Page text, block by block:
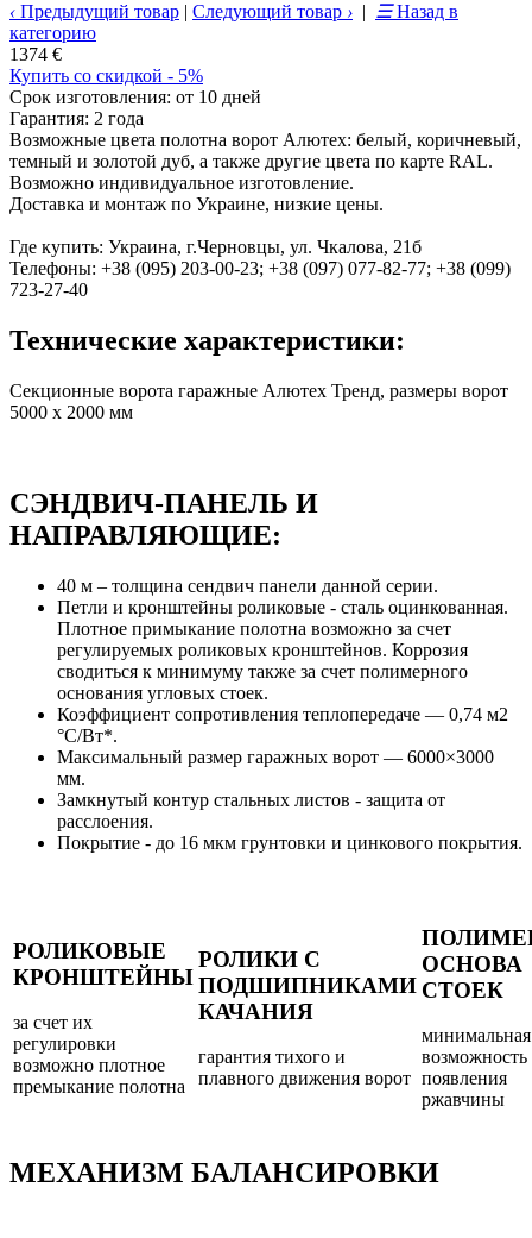
‹ Предыдущий товар | Следующий товар › | ☰Назад в
категорию
1374 €
Купить со скидкой - 5%
Срок изготовления: от 10 дней
Гарантия: 2 года
Возможные цвета полотна ворот Алютех: белый, коричневый,
темный и золотой дуб, а также другие цвета по карте RAL.
Возможно индивидуальное изготовление.
Доставка и монтаж по Украине, низкие цены.
Где купить: Украина, г.Черновцы, ул. Чкалова, 21б
Телефоны: +38 (095) 203-00-23; +38 (097) 077-82-77; +38 (099)
723-27-40
Технические характеристики:
Секционные ворота гаражные Алютех Тренд, размеры ворот
5000 х 2000 мм
СЭНДВИЧ-ПАНЕЛЬ И
НАПРАВЛЯЮЩИЕ:
40 м – толщина сендвич панели данной серии.
Петли и кронштейны роликовые - сталь оцинкованная.
Плотное примыкание полотна возможно за счет
регулируемых роликовых кронштейнов. Коррозия
сводиться к минимуму также за счет полимерного
основания угловых стоек.
Коэффициент сопротивления теплопередаче — 0,74 м2
°C/Bт*.
Максимальный размер гаражных ворот — 6000×3000
мм.
Замкнутый контур стальных листов - защита от
расслоения.
Покрытие - до 16 мкм грунтовки и цинкового покрытия.
РОЛИКОВЫЕ
КРОНШТЕЙНЫ
за счет их
регулировки
возможно плотное
премыкание полотна
РОЛИКИ С
ПОДШИПНИКАМИ
КАЧАНИЯ
гарантия тихого и
плавного движения ворот
ОСНОВА
СТОЕК
минимальная
возможность
появления
ржавчины
МЕХАНИЗМ БАЛАНСИРОВКИ